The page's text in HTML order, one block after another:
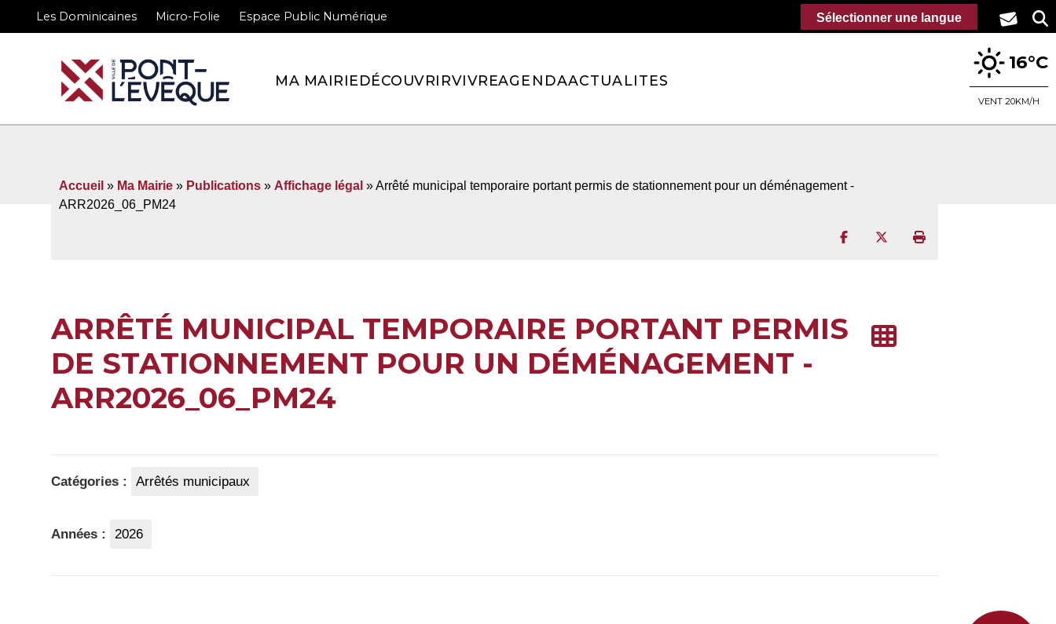
Les Dominicaines Micro-Folie Espace Public Numérique
MA MAIRIEDÉCOUVRIRVIVREAGENDAACTUALITES
16°C
VENT 20KM/H
Accueil » Ma Mairie » Publications » Affichage légal » Arrêté municipal temporaire portant permis de stationnement pour un déménagement -
ARR2026_06_PM24
Partager sur Facebook
Partager sur Twitter
Imprimer la page
ARRÊTÉ MUNICIPAL TEMPORAIRE PORTANT PERMIS
DE STATIONNEMENT POUR UN DÉMÉNAGEMENT -
ARR2026_06_PM24
Catégories : Arrêtés municipaux
Années : 2026
Sélectionner une langue